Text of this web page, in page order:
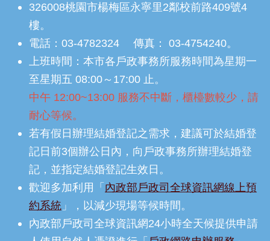
326008桃園市楊梅區永寧里2鄰校前路409號4
樓。
電話：03-4782324 傳真： 03-4754240。
上班時間：本市各戶政事務所服務時間為星期一
至星期五 08:00～17:00 止。
中午 12:00~13:00 服務不中斷，櫃檯數較少，請
耐心等候。
若有假日辦理結婚登記之需求，建議可於結婚登
記日前3個辦公日內，向戶政事務所辦理結婚登
記，並指定結婚登記生效日。
歡迎多加利用「 內政部戶政司全球資訊網線上預
約系統 」，以減少現場等候時間。
內政部戶政司全球資訊網24小時全天候提供申請